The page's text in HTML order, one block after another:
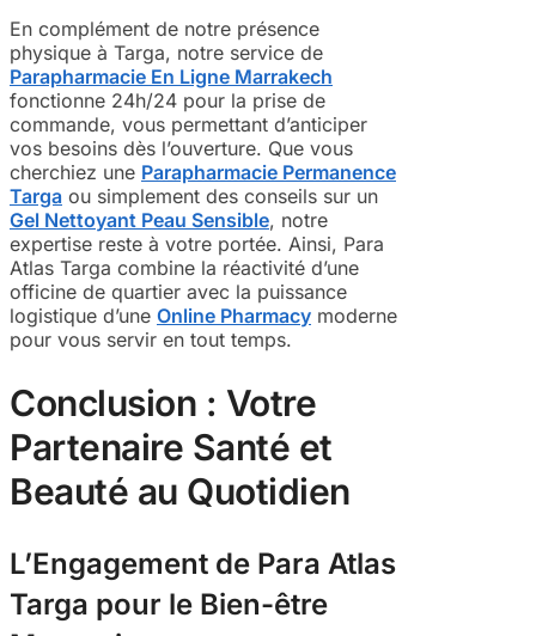
En complément de notre présence
physique à Targa, notre service de
Parapharmacie En Ligne Marrakech
fonctionne 24h/24 pour la prise de
commande, vous permettant d’anticiper
vos besoins dès l’ouverture. Que vous
cherchiez une Parapharmacie Permanence
Targa ou simplement des conseils sur un
Gel Nettoyant Peau Sensible, notre
expertise reste à votre portée. Ainsi, Para
Atlas Targa combine la réactivité d’une
officine de quartier avec la puissance
logistique d’une Online Pharmacy moderne
pour vous servir en tout temps.
Conclusion : Votre
Partenaire Santé et
Beauté au Quotidien
L’Engagement de Para Atlas
Targa pour le Bien-être